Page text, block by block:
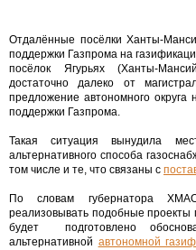
Отдалённые посёлки Ханты-
поддержки Газпрома на
посёлок Ягурьях (Ханты-
достаточно далеко от
предложение автономного
поддержки Газпрома.
Такая ситуация вынудила
альтернативного способа
том числе и те, что связаны с
По словам губернатора
реализовывать подобные проекты
будет подготовлено
альтернативной автономной